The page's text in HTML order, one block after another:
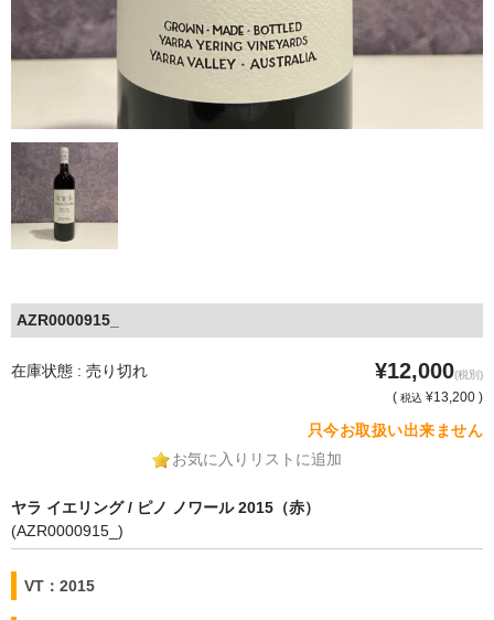
AZR0000915_
在庫状態 : 売り切れ ¥12,000(税別)
( 税込 ¥13,200 )
只今お取扱い出来ません
お気に入りリストに追加
ヤラ イエリング / ピノ ノワール 2015（赤）
(AZR0000915_)
VT：2015